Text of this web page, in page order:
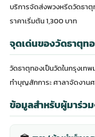
บริการจัดส่งพวงหรีดวัดธา
ราคาเริ่มต้น 1,300 บาท
จุดเด่นของวัดธาตุท
วัดธาตุทองเป็นวัดในกรุงเท
ทำบุญสักการะ ศาลาจัดงา
ข้อมูลสำหรับผู้มาร่ว